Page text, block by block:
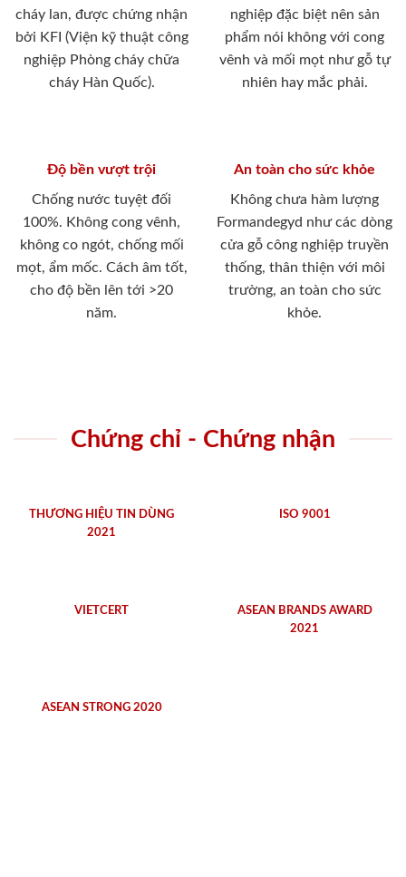
cháy lan, được chứng nhận
bởi KFI (Viện kỹ thuật công
nghiệp Phòng cháy chữa
cháy Hàn Quốc).
nghiệp đặc biệt nên sản
phẩm nói không với cong
vênh và mối mọt như gỗ tự
nhiên hay mắc phải.
Độ bền vượt trội
Chống nước tuyệt đối
100%. Không cong vênh,
không co ngót, chống mối
mọt, ẩm mốc. Cách âm tốt,
cho độ bền lên tới >20
năm.
An toàn cho sức khỏe
Không chưa hàm lượng
Formandegyd như các dòng
cửa gỗ công nghiệp truyền
thống, thân thiện với môi
trường, an toàn cho sức
khỏe.
Chứng chỉ - Chứng nhận
THƯƠNG HIỆU TIN DÙNG
2021
ISO 9001
VIETCERT
ASEAN BRANDS AWARD
2021
ASEAN STRONG 2020